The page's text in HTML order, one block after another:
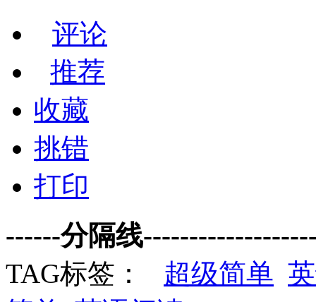
评论
推荐
收藏
挑错
打印
------分隔线
TAG标签：
超级简单